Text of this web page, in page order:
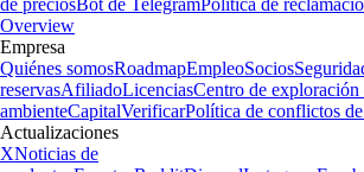
de preciosBot de TelegramPolítica de
Overview
Empresa
Quiénes somosRoadmapEmpleoSocios
reservasAfiliadoLicenciasCentro de
ambienteCapitalVerificarPolítica de conflictos de
Actualizaciones
XNoticias de